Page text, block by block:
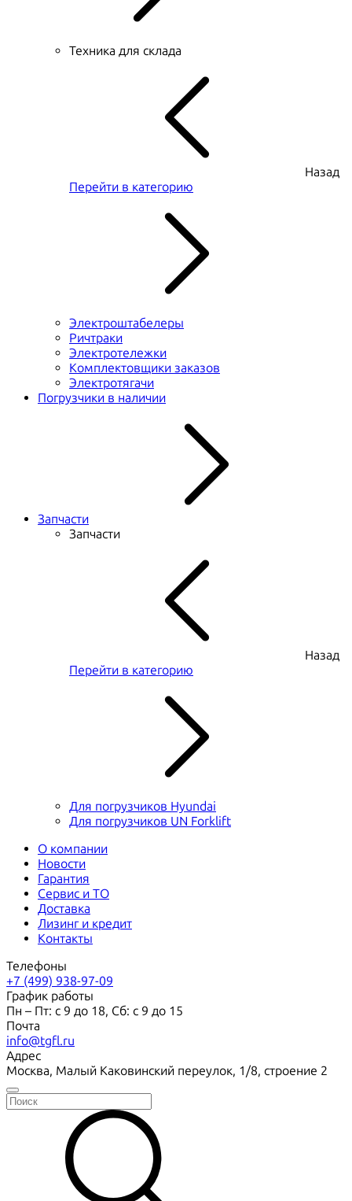
Техника для склада
Назад
Перейти в категорию
Электроштабелеры
Ричтраки
Электротележки
Комплектовщики заказов
Электротягачи
Погрузчики в наличии
Запчасти
Запчасти
Назад
Перейти в категорию
Для погрузчиков Hyundai
Для погрузчиков UN Forklift
О компании
Новости
Гарантия
Сервис и ТО
Доставка
Лизинг и кредит
Контакты
Телефоны
+7 (499) 938-97-09
График работы
Пн – Пт: с 9 до 18, Сб: с 9 до 15
Почта
info@tgfl.ru
Адрес
Москва, Малый Каковинский переулок, 1/8, строение 2